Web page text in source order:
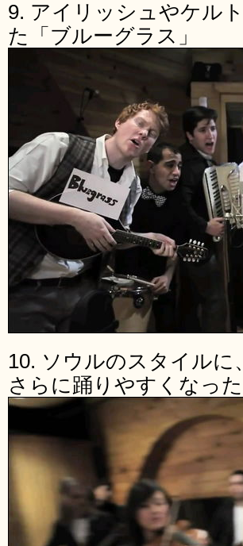
9. アイリッシュやケル
た「ブルーグラス」
10. ソウルのスタイル
さらに踊りやすくなっ